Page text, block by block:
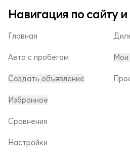
Навигация по сайту
Главная
Авто с пробегом
Создать объявление
Мои
Избранное
Сравнения
Настройки